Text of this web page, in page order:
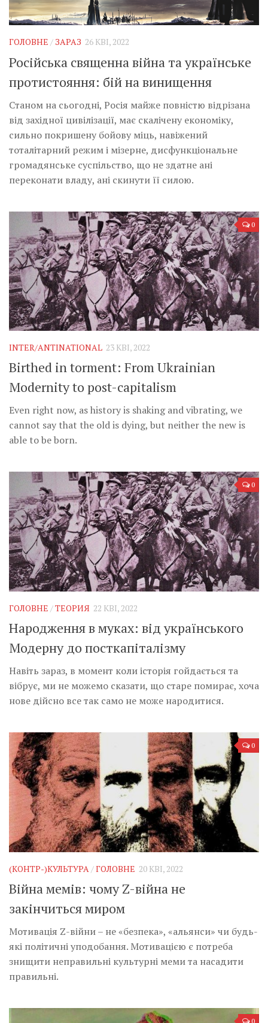
ГОЛОВНЕ / ЗАРАЗ 26 КВІ, 2022
Російська священна війна та українське
протистояння: бій на винищення
Станом на сьогодні, Росія майже повністю відрізана
від західної цивілізації, має скалічену економіку,
сильно покришену бойову міць, навіжений
тоталітарний режим і мізерне, дисфункціональне
громадянське суспільство, що не здатне ані
переконати владу, ані скинути її силою.
0
INTER/ANTINATIONAL 23 КВІ, 2022
Birthed in torment: From Ukrainian
Modernity to post-capitalism
Even right now, as history is shaking and vibrating, we
cannot say that the old is dying, but neither the new is
able to be born.
0
ГОЛОВНЕ /ТЕОРИЯ 22 КВІ, 2022
Народження в муках: від українського
Модерну до посткапіталізму
Навіть зараз, в момент коли історія гойдається та
вібрує, ми не можемо сказати, що старе помирає, хоча
нове дійсно все так само не може народитися.
0
(КОНТР-)КУЛЬТУРА/ГОЛОВНЕ 20 КВІ, 2022
Війна мемів: чому Z-війна не
закінчиться миром
Мотивація Z-війни – не «безпека», «альянси» чи будь-
які політичні уподобання. Мотивацією є потреба
знищити неправильні культурні меми та насадити
правильні.
0